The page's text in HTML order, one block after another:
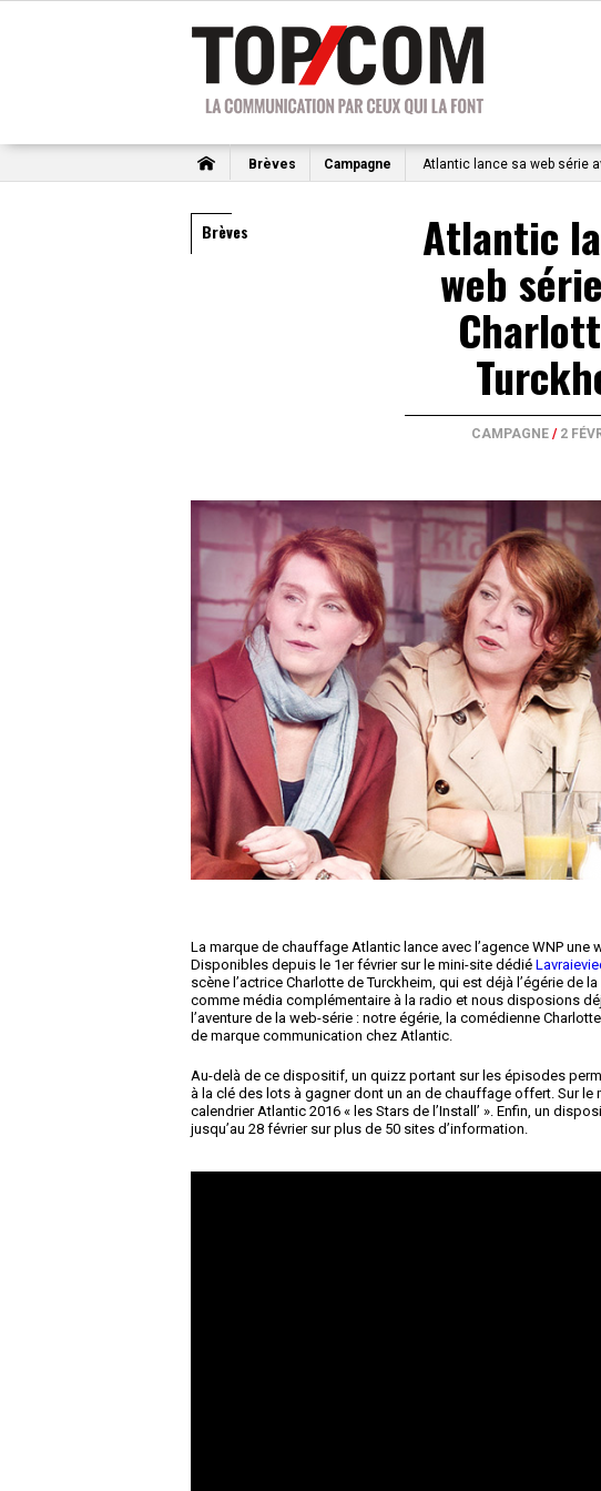
Brèves Campagne Atlantic lance sa web série
Brèves Atlantic
web
CAMPAGNE / 2
La marque de chauffage Atlantic lance avec l’agence WNP une
Disponibles depuis le 1erfévrier sur le mini-site dédié
scène l’actrice Charlotte de Turckheim, qui est déjà l’égérie de
comme média complémentaire à la radio et nous disposions
l’aventure de la web-série : notre égérie, la comédienne
de marque communication chez Atlantic.
Au-delà de ce dispositif, un quizz portant sur les épisodes
à la clé des lots à gagner dont un an de chauffage offert. Sur le
calendrier Atlantic 2016 « les Stars de l’Install’ ». Enfin, un
jusqu’au 28 février sur plus de 50 sites d’information.